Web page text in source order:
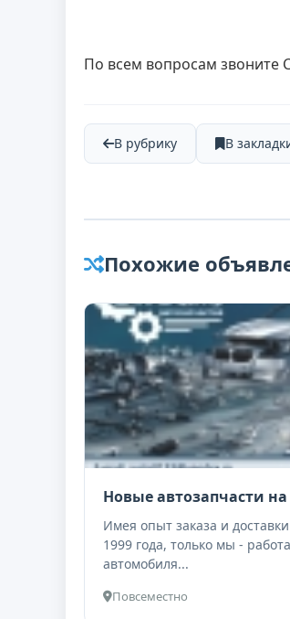
По всем вопросам звоните
В рубрику В
Похожие
Новые автозапчасти на
Имея опыт заказа и
1999 года, только мы -
автомобиля...
Повсеместно